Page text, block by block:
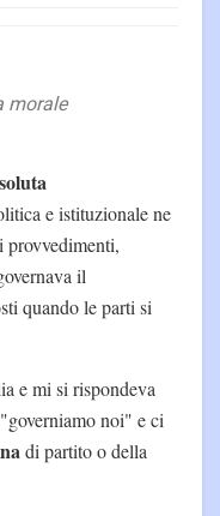
morale
e istituzionale ne
provvedimenti,
il
quando le parti si
e mi si rispondeva
noi" e ci
di partito o della